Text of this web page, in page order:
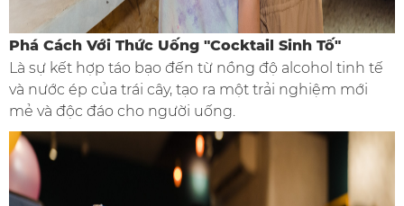
Phá Cách Với Thức Uống "Cocktail Sinh Tố"
Là sự kết hợp táo bạo đến từ nồng độ alcohol tinh tế
và nước ép của trái cây, tạo ra một trải nghiệm mới
mẻ và độc đáo cho người uống.